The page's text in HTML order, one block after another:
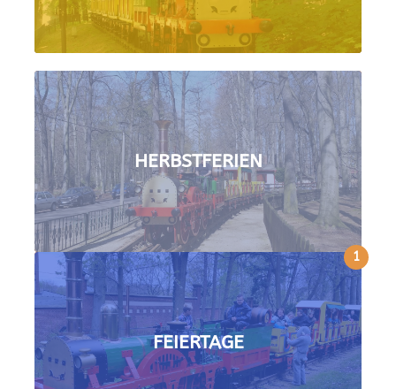
HERBSTFERIEN
FEIERTAGE
1